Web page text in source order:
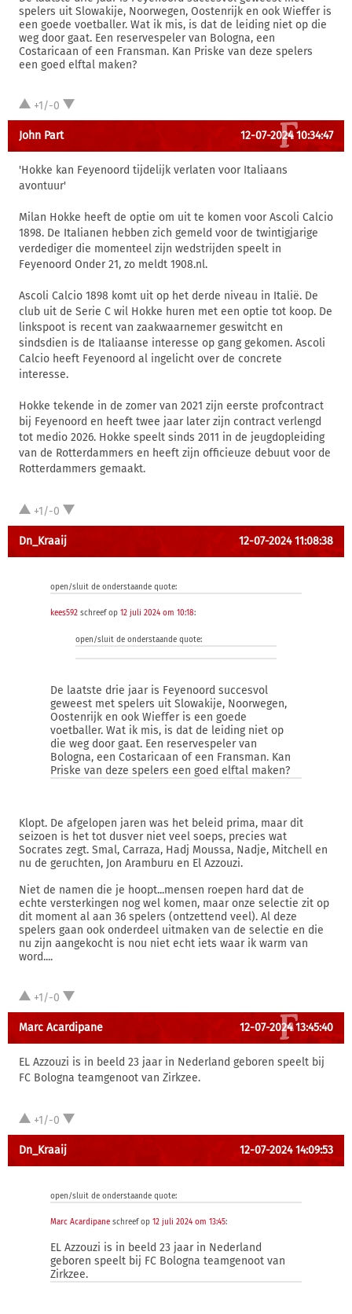
spelers uit Slowakije, Noorwegen, Oostenrijk en ook Wieffer is
een goede voetballer. Wat ik mis, is dat de leiding niet op die
weg door gaat. Een reservespeler van Bologna, een
Costaricaan of een Fransman. Kan Priske van deze spelers
een goed elftal maken?
+1/-0
John Part 12-07-2024 10:34:47
'Hokke kan Feyenoord tijdelijk verlaten voor Italiaans
avontuur'
Milan Hokke heeft de optie om uit te komen voor Ascoli Calcio
1898. De Italianen hebben zich gemeld voor de twintigjarige
verdediger die momenteel zijn wedstrijden speelt in
Feyenoord Onder 21, zo meldt 1908.nl.
Ascoli Calcio 1898 komt uit op het derde niveau in Italië. De
club uit de Serie C wil Hokke huren met een optie tot koop. De
linkspoot is recent van zaakwaarnemer geswitcht en
sindsdien is de Italiaanse interesse op gang gekomen. Ascoli
Calcio heeft Feyenoord al ingelicht over de concrete
interesse.
Hokke tekende in de zomer van 2021 zijn eerste profcontract
bij Feyenoord en heeft twee jaar later zijn contract verlengd
tot medio 2026. Hokke speelt sinds 2011 in de jeugdopleiding
van de Rotterdammers en heeft zijn officieuze debuut voor de
Rotterdammers gemaakt.
+1/-0
Dn_Kraaij 12-07-2024 11:08:38
open/sluit de onderstaande quote:
kees592 schreef op 12 juli 2024 om 10:18:
open/sluit de onderstaande quote:
De laatste drie jaar is Feyenoord succesvol
geweest met spelers uit Slowakije, Noorwegen,
Oostenrijk en ook Wieffer is een goede
voetballer. Wat ik mis, is dat de leiding niet op
die weg door gaat. Een reservespeler van
Bologna, een Costaricaan of een Fransman. Kan
Priske van deze spelers een goed elftal maken?
Klopt. De afgelopen jaren was het beleid prima, maar dit
seizoen is het tot dusver niet veel soeps, precies wat
Socrates zegt. Smal, Carraza, Hadj Moussa, Nadje, Mitchell en
nu de geruchten, Jon Aramburu en El Azzouzi.
Niet de namen die je hoopt...mensen roepen hard dat de
echte versterkingen nog wel komen, maar onze selectie zit op
dit moment al aan 36 spelers (ontzettend veel). Al deze
spelers gaan ook onderdeel uitmaken van de selectie en die
nu zijn aangekocht is nou niet echt iets waar ik warm van
word....
+1/-0
Marc Acardipane 12-07-2024 13:45:40
EL Azzouzi is in beeld 23 jaar in Nederland geboren speelt bij
FC Bologna teamgenoot van Zirkzee.
+1/-0
Dn_Kraaij 12-07-2024 14:09:53
open/sluit de onderstaande quote:
Marc Acardipane schreef op 12 juli 2024 om 13:45:
EL Azzouzi is in beeld 23 jaar in Nederland
geboren speelt bij FC Bologna teamgenoot van
Zirkzee.